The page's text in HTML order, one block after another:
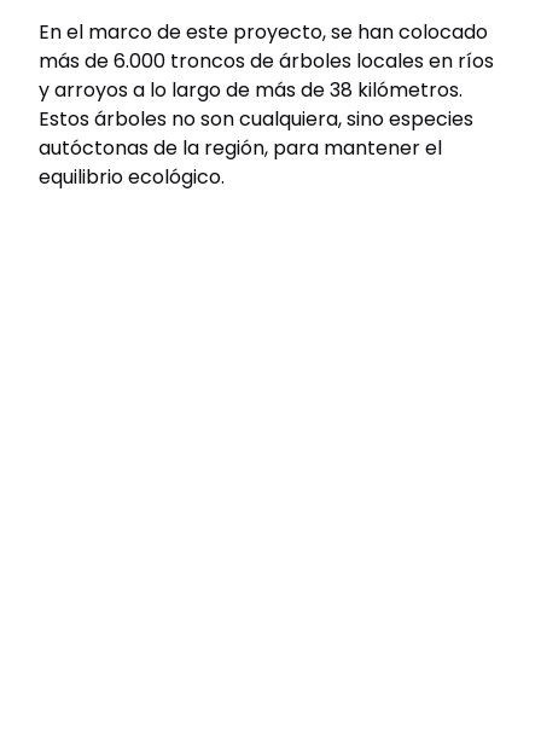
En el marco de este proyecto, se han colocado
más de 6.000 troncos de árboles locales en ríos
y arroyos a lo largo de más de 38 kilómetros.
Estos árboles no son cualquiera, sino especies
autóctonas de la región, para mantener el
equilibrio ecológico.